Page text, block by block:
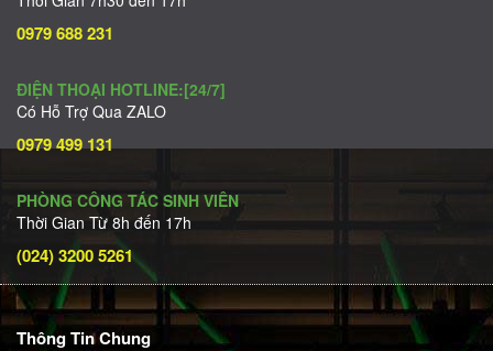
0979 688 231
ĐIỆN THOẠI HOTLINE:[24/7]
Có Hỗ Trợ Qua ZALO
0979 499 131
PHÒNG CÔNG TÁC SINH VIÊN
Thời Gian Từ 8h đến 17h
(024) 3200 5261
Thông Tin Chung